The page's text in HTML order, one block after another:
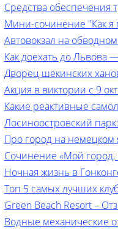
Средства обеспечения
Мини-сочинение "Как я
Автовокзал на
Как доехать до Львова
Дворец шекинских
Акция в виктории с 9
Какие реактивные
Лосиноостровский
Про город на немецком
Cочинение «Мой город,
Ночная жизнь в
Топ 5 самых лучших
Green Beach Resort –
Водные механические